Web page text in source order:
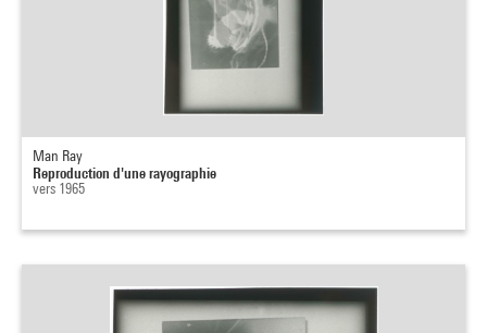
Man Ray
Reproduction d'une rayographie
vers 1965